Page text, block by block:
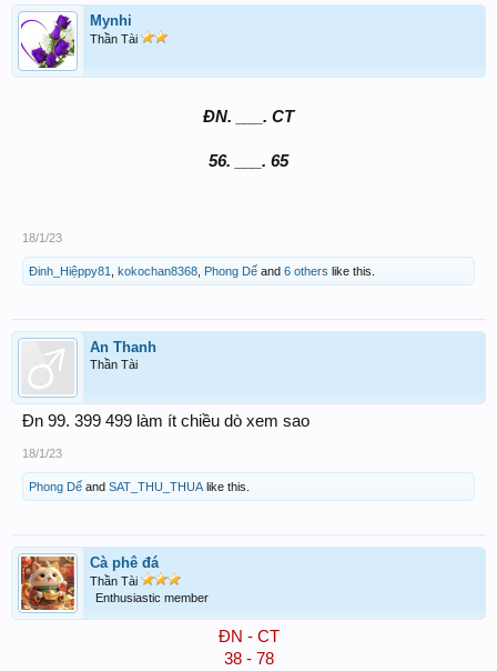
Mynhi
Thần Tài
ĐN. ___. CT
56. ___. 65
18/1/23
Đinh_Hiệppy81 kokochan8368 Phong Dế and 6 others like this.
An Thanh
Thần Tài
Đn 99. 399 499 làm ít chiều dò xem sao
18/1/23
Phong Dế and SAT_THU_THUA like this.
Cà phê đá
Thần Tài
Enthusiastic member
ĐN - CT
38 - 78